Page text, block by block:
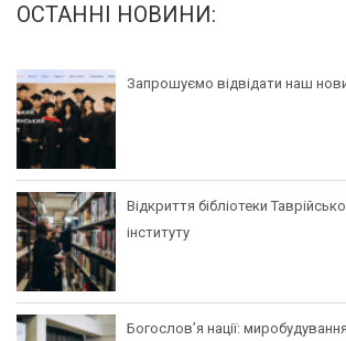
ОСТАННІ НОВИНИ:
Запрошуємо відвідати наш
Відкриття бібліотеки
інституту
Богослов’я нації: